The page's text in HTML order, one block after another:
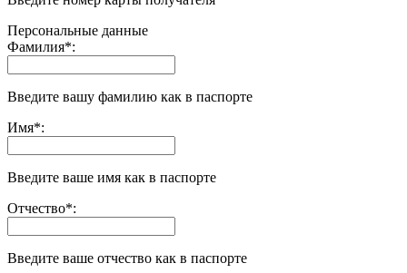
Персональные данные
Фамилия*:
Введите вашу фамилию как в паспорте
Имя*:
Введите ваше имя как в паспорте
Отчество*:
Введите ваше отчество как в паспорте